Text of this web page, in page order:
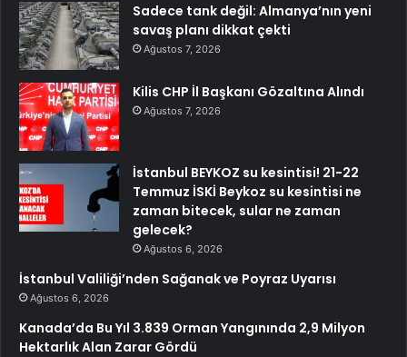
Sadece tank değil: Almanya’nın yeni
savaş planı dikkat çekti
Ağustos 7, 2026
Kilis CHP İl Başkanı Gözaltına Alındı
Ağustos 7, 2026
İstanbul BEYKOZ su kesintisi! 21-22
Temmuz İSKİ Beykoz su kesintisi ne
zaman bitecek, sular ne zaman
gelecek?
Ağustos 6, 2026
İstanbul Valiliği’nden Sağanak ve Poyraz Uyarısı
Ağustos 6, 2026
Kanada’da Bu Yıl 3.839 Orman Yangınında 2,9 Milyon
Hektarlık Alan Zarar Gördü